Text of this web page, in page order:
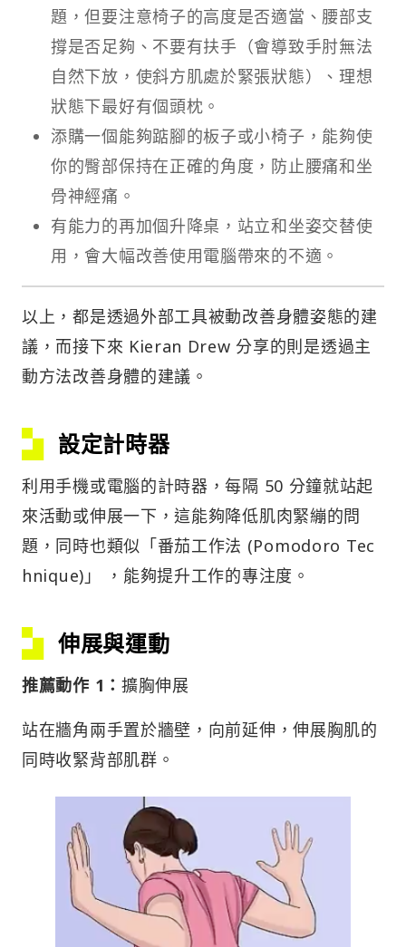
題，但要注意椅子的高度是否適當、腰部支
撐是否足夠、不要有扶手（會導致手肘無法
自然下放，使斜方肌處於緊張狀態）、理想
狀態下最好有個頭枕。
添購一個能夠踮腳的板子或小椅子，能夠使
你的臀部保持在正確的角度，防止腰痛和坐
骨神經痛。
有能力的再加個升降桌，站立和坐姿交替使
用，會大幅改善使用電腦帶來的不適。
以上，都是透過外部工具被動改善身體姿態的建
議，而接下來 Kieran Drew 分享的則是透過主
動方法改善身體的建議。
設定計時器
利用手機或電腦的計時器，每隔 50 分鐘就站起
來活動或伸展一下，這能夠降低肌肉緊繃的問
題，同時也類似「番茄工作法 (Pomodoro Tec
hnique)」 ，能夠提升工作的專注度。
伸展與運動
推薦動作 1： 擴胸伸展
站在牆角兩手置於牆壁，向前延伸，伸展胸肌的
同時收緊背部肌群。